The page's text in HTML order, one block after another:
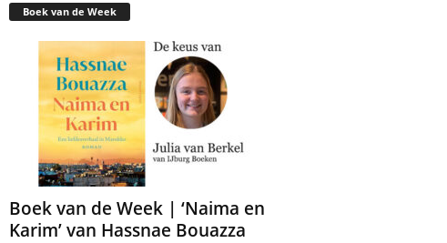
Boek van de Week
Boek van de Week | ‘Naima en
Karim’ van Hassnae Bouazza